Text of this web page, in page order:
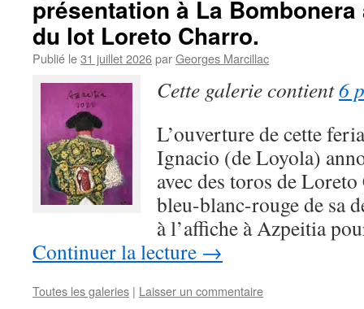
présentation à La
du lot Loreto Charro.
Publié le31 juillet 2026parGeorges Marcillac
Cette galerie contient6
L’ouverture de cette
Ignacio (de Loyola)
avec des toros de
bleu-blanc-rouge de sa
à l’affiche à Azpeitia
Continuer la lecture →
Toutes les galeries | Laisser un commentaire